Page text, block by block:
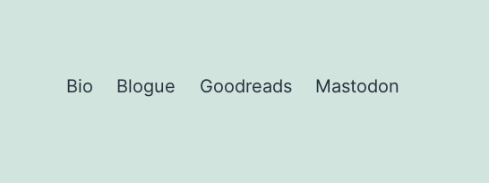
Bio Blogue Goodreads Mastodon